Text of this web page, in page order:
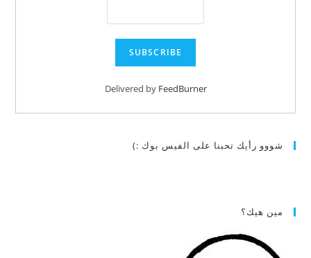
Delivered by FeedBurner
شووو رأيك تحبنا على الفيس بوك :)
مين هيك؟